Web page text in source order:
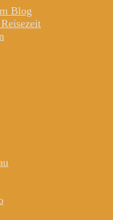
Blog